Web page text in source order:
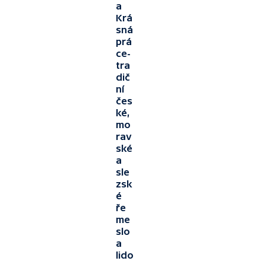
a
Krá
sná
prá
ce-
tra
dič
ní
čes
ké,
mo
rav
ské
a
sle
zsk
é
ře
me
slo
a
lido